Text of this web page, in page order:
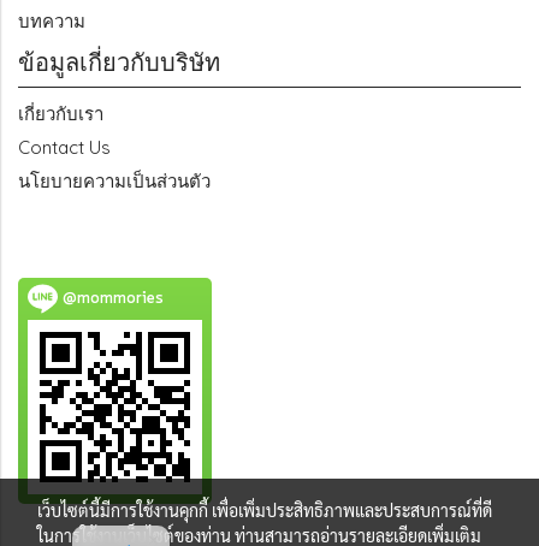
บทความ
ข้อมูลเกี่ยวกับบริษัท
เกี่ยวกับเรา
Contact Us
นโยบายความเป็นส่วนตัว
@mommories
เว็บไซต์นี้มีการใช้งานคุกกี้ เพื่อเพิ่มประสิทธิภาพและประสบการณ์ที่ดี
ในการใช้งานเว็บไซต์ของท่าน ท่านสามารถอ่านรายละเอียดเพิ่มเติม